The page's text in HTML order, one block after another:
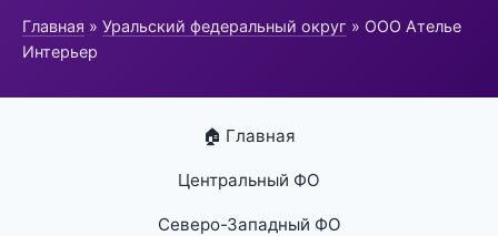
Главная » Уральский федеральный округ » ООО Ателье
Интерьер
🏠 Главная
Центральный ФО
Северо-Западный ФО